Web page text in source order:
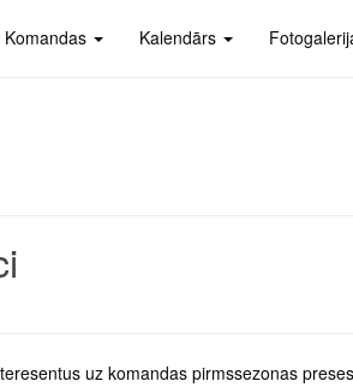
Komandas Kalendārs
uz komandas pirmssezonas preses